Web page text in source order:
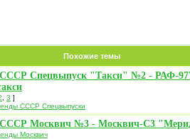
Похожие темы
СССР Спецвыпуск "Такси" №2 - РАФ-
3 ]
СССР Спецвыпуски
СССР Москвич №3 - Москвич-С3
Москвич